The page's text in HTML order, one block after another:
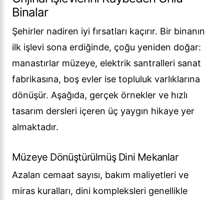
Binalar
Şehirler nadiren iyi fırsatları kaçırır. Bir binanın
ilk işlevi sona erdiğinde, çoğu yeniden doğar:
manastırlar müzeye, elektrik santralleri sanat
fabrikasına, boş evler ise topluluk varlıklarına
dönüşür. Aşağıda, gerçek örnekler ve hızlı
tasarım dersleri içeren üç yaygın hikaye yer
almaktadır.
Müzeye Dönüştürülmüş Dini Mekanlar
Azalan cemaat sayısı, bakım maliyetleri ve
miras kuralları, dini kompleksleri genellikle